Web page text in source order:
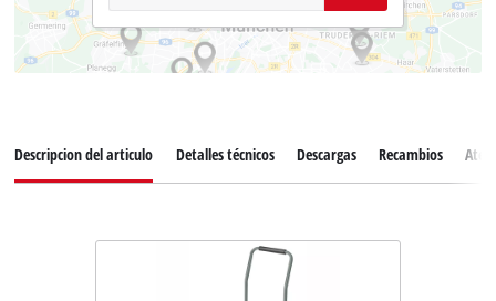
Descripcion del articulo Detalles técnicos Descargas Recambios